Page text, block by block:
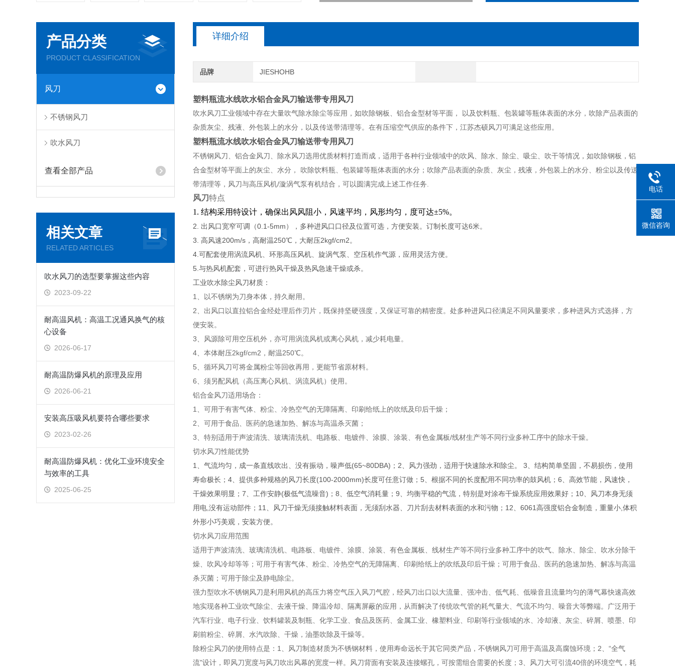
产品分类
PRODUCT CLASSIFICATION
风刀
不锈钢风刀
吹水风刀
查看全部产品
相关文章
RELATED ARTICLES
吹水风刀的选型要掌握这些内容
2023-09-22
耐高温风机：高温工况通风换气的核
心设备
2026-06-17
耐高温防爆风机的原理及应用
2026-06-21
安装高压吸风机要符合哪些要求
2023-02-26
耐高温防爆风机：优化工业环境安全
与效率的工具
2025-06-25
详细介绍
品牌 JIESHOHB
塑料瓶流水线吹水铝合金风刀输送带专用风刀
吹水风刀工业领域中存在大量吹气除水除尘等应用，如吹除钢板、铝合金型材等平面， 以及饮料瓶、包装罐等瓶体表面的水分，吹除产品表面的
杂质灰尘、残液、外包装上的水分，以及传送带清理等。在有压缩空气供应的条件下，江苏杰硕风刀可满足这些应用。
塑料瓶流水线吹水铝合金风刀输送带专用风刀
不锈钢风刀、铝合金风刀、除水风刀选用优质材料打造而成，适用于各种行业领域中的吹风、除水、除尘、吸尘、吹干等情况，如吹除钢板，铝
合金型材等平面上的灰尘、水分， 吹除饮料瓶、包装罐等瓶体表面的水分；吹除产品表面的杂质、灰尘，残液，外包装上的水分、粉尘以及传送
带清理等，风刀与高压风机/漩涡气泵有机结合，可以圆满完成上述工作任务.
风刀特点
1. 结构采用特设计，确保出风风阻小，风速平均，风形均匀，度可达±5%。
2. 出风口宽窄可调（0.1-5mm），多种进风口口径及位置可选，方便安装。订制长度可达6米。
3. 高风速200m/s，高耐温250℃，大耐压2kgf/cm2。
4.可配套使用涡流风机、环形高压风机、旋涡气泵、空压机作气源，应用灵活方便。
5.与热风机配套，可进行热风干燥及热风急速干燥或杀。
工业吹水除尘风刀材质：
1、以不锈纲为刀身本体，持久耐用。
2、出风口以直拉铝合金经处理后作刃片，既保持坚硬强度，又保证可靠的精密度。处多种进风口径满足不同风量要求，多种进风方式选择，方
便安装。
3、风源除可用空压机外，亦可用涡流风机或离心风机，减少耗电量。
4、本体耐压2kgf/cm2，耐温250℃。
5、循环风刀可将金属粉尘等回收再用，更能节省原材料。
6、须另配风机（高压离心风机、涡流风机）使用。
铝合金风刀适用场合：
1、可用于有害气体、粉尘、冷热空气的无障隔离、印刷给纸上的吹纸及印后干燥；
2、可用于食品、医药的急速加热、解冻与高温杀灭菌；
3、特别适用于声波清洗、玻璃清洗机、电路板、电镀件、涂膜、涂装、有色金属板/线材生产等不同行业多种工序中的除水干燥。
切水风刀性能优势
1、气流均匀，成一条直线吹出、没有振动，噪声低(65~80DBA)；2、风力强劲，适用于快速除水和除尘。 3、结构简单坚固，不易损伤，使用
寿命极长；4、提供多种规格的风刀长度(100-2000mm)长度可任意订做；5、根据不同的长度配用不同功率的鼓风机；6、高效节能，风速快，
干燥效果明显；7、工作安静(极低气流噪音)；8、低空气消耗量；9、均衡平稳的气流，特别是对涂布干燥系统应用效果好；10、风刀本身无须
用电,没有运动部件；11、风刀干燥无须接触材料表面，无须刮水器、刀片刮去材料表面的水和污物；12、6061高强度铝合金制造，重量小,体积
外形小巧美观，安装方便。
切水风刀应用范围
适用于声波清洗、玻璃清洗机、电路板、电镀件、涂膜、涂装、有色金属板、线材生产等不同行业多种工序中的吹气、除水、除尘、吹水分除干
燥、吹风冷却等等；可用于有害气体、粉尘、冷热空气的无障隔离、印刷给纸上的吹纸及印后干燥；可用于食品、医药的急速加热、解冻与高温
杀灭菌；可用于除尘及静电除尘。
强力型吹水不锈钢风刀是利用风机的高压力将空气压入风刀气腔，经风刀出口以大流量、强冲击、低气耗、低噪音且流量均匀的薄气幕快速高效
地实现各种工业吹气除尘、去液干燥、降温冷却、隔离屏蔽的应用，从而解决了传统吹气管的耗气量大、气流不均匀、噪音大等弊端。广泛用于
汽车行业、电子行业、饮料罐装及制瓶、化学工业、食品及医药、金属工业、橡塑料业、印刷等行业领域的水、冷却液、灰尘、碎屑、喷墨、印
刷前粉尘、碎屑、水汽吹除、干燥，油墨吹除及干燥等。
除粉尘风刀的使用特点是：1、风刀制造材质为不锈钢材料，使用寿命远长于其它同类产品，不锈钢风刀可用于高温及高腐蚀环境；2、“全气
流"设计，即风刀宽度与风刀吹出风幕的宽度一样。风刀背面有安装及连接螺孔，可按需组合需要的长度；3、风刀大可引流40倍的环境空气，耗
电话
微信咨询